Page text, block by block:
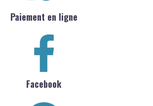
Paiement en ligne
Facebook